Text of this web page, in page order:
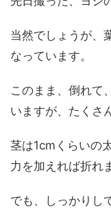
当然でしょうが、
なっています。
このまま、倒れて
いますが、たくさ
茎は1cmくらいの
力を加えれば折れ
でも、しっかりし